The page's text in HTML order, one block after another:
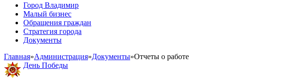
Город Владимир
Малый бизнес
Обращения граждан
Стратегия города
Документы
Главная»Администрация»Документы»Отчеты о работе
День Победы